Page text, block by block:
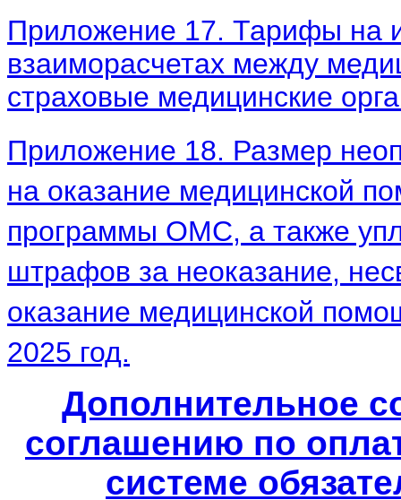
Приложение 17. Тарифы на
взаиморасчетах между
страховые медицинские
Приложение 18. Размер
на оказание медицинской
программы ОМС, а также
штрафов за неоказание,
оказание медицинской
2025 год.
Дополнительное
соглашению по
системе